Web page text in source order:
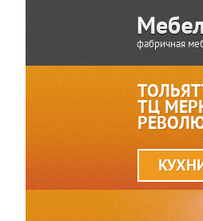
фабричная
ТЦ